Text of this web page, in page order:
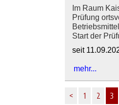
Im Raum
Prüfung
Start der
seit
mehr...
< 1 2 3